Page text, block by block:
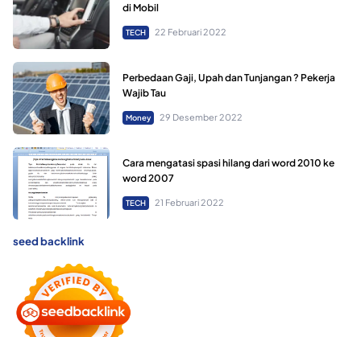
di Mobil
TECH 22 Februari 2022
Perbedaan Gaji, Upah dan Tunjangan ? Pekerja
Wajib Tau
Money 29 Desember 2022
Cara mengatasi spasi hilang dari word 2010 ke
word 2007
TECH 21 Februari 2022
seed backlink